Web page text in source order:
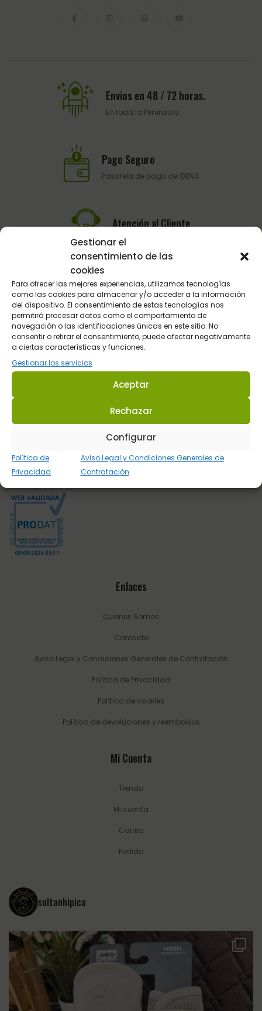
Gestionar el
consentimiento de las
cookies
Para ofrecer las mejores experiencias, utilizamos tecnologías
como las cookies para almacenar y/o acceder a la información
del dispositivo. El consentimiento de estas tecnologías nos
permitirá procesar datos como el comportamiento de
navegación o las identificaciones únicas en este sitio. No
consentir o retirar el consentimiento, puede afectar negativamente
a ciertas características y funciones.
Gestionar los servicios
Aceptar
Rechazar
Configurar
Política de
Privacidad
Aviso Legal y Condiciones Generales de
Contratación
Envios en 48 / 72 horas.
En toda la Península
Pago Seguro
Pasarela de pago del BBVA
Atención al Cliente
Telefónica y por email
Sultán Hípica proporciona la información y los productos
específicos para que cada caballo tenga lo que realmente
Tel.:623 22 77 86
Email:info@sultanhipica.com
Enlaces
Quienes Somos
Contacto
Aviso Legal y Condiciones Generales de Contratación
Política de Privacidad
Política de cookies
Política de devoluciones y reembolsos
Mi Cuenta
Tienda
Mi cuenta
Carrito
Pedido
sultanhipica